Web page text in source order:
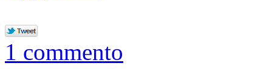
1 commento